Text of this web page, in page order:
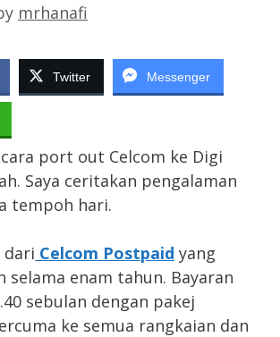
mrhanafi
Twitter Messenger
port out Celcom ke Digi
Saya ceritakan pengalaman
tempoh hari.
dari Celcom Postpaid yang
selama enam tahun. Bayaran
sebulan dengan pakej
ke semua rangkaian dan